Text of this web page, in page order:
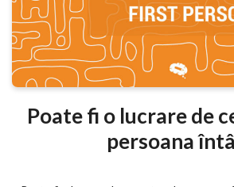
Poate fi o lucrare de
persoana